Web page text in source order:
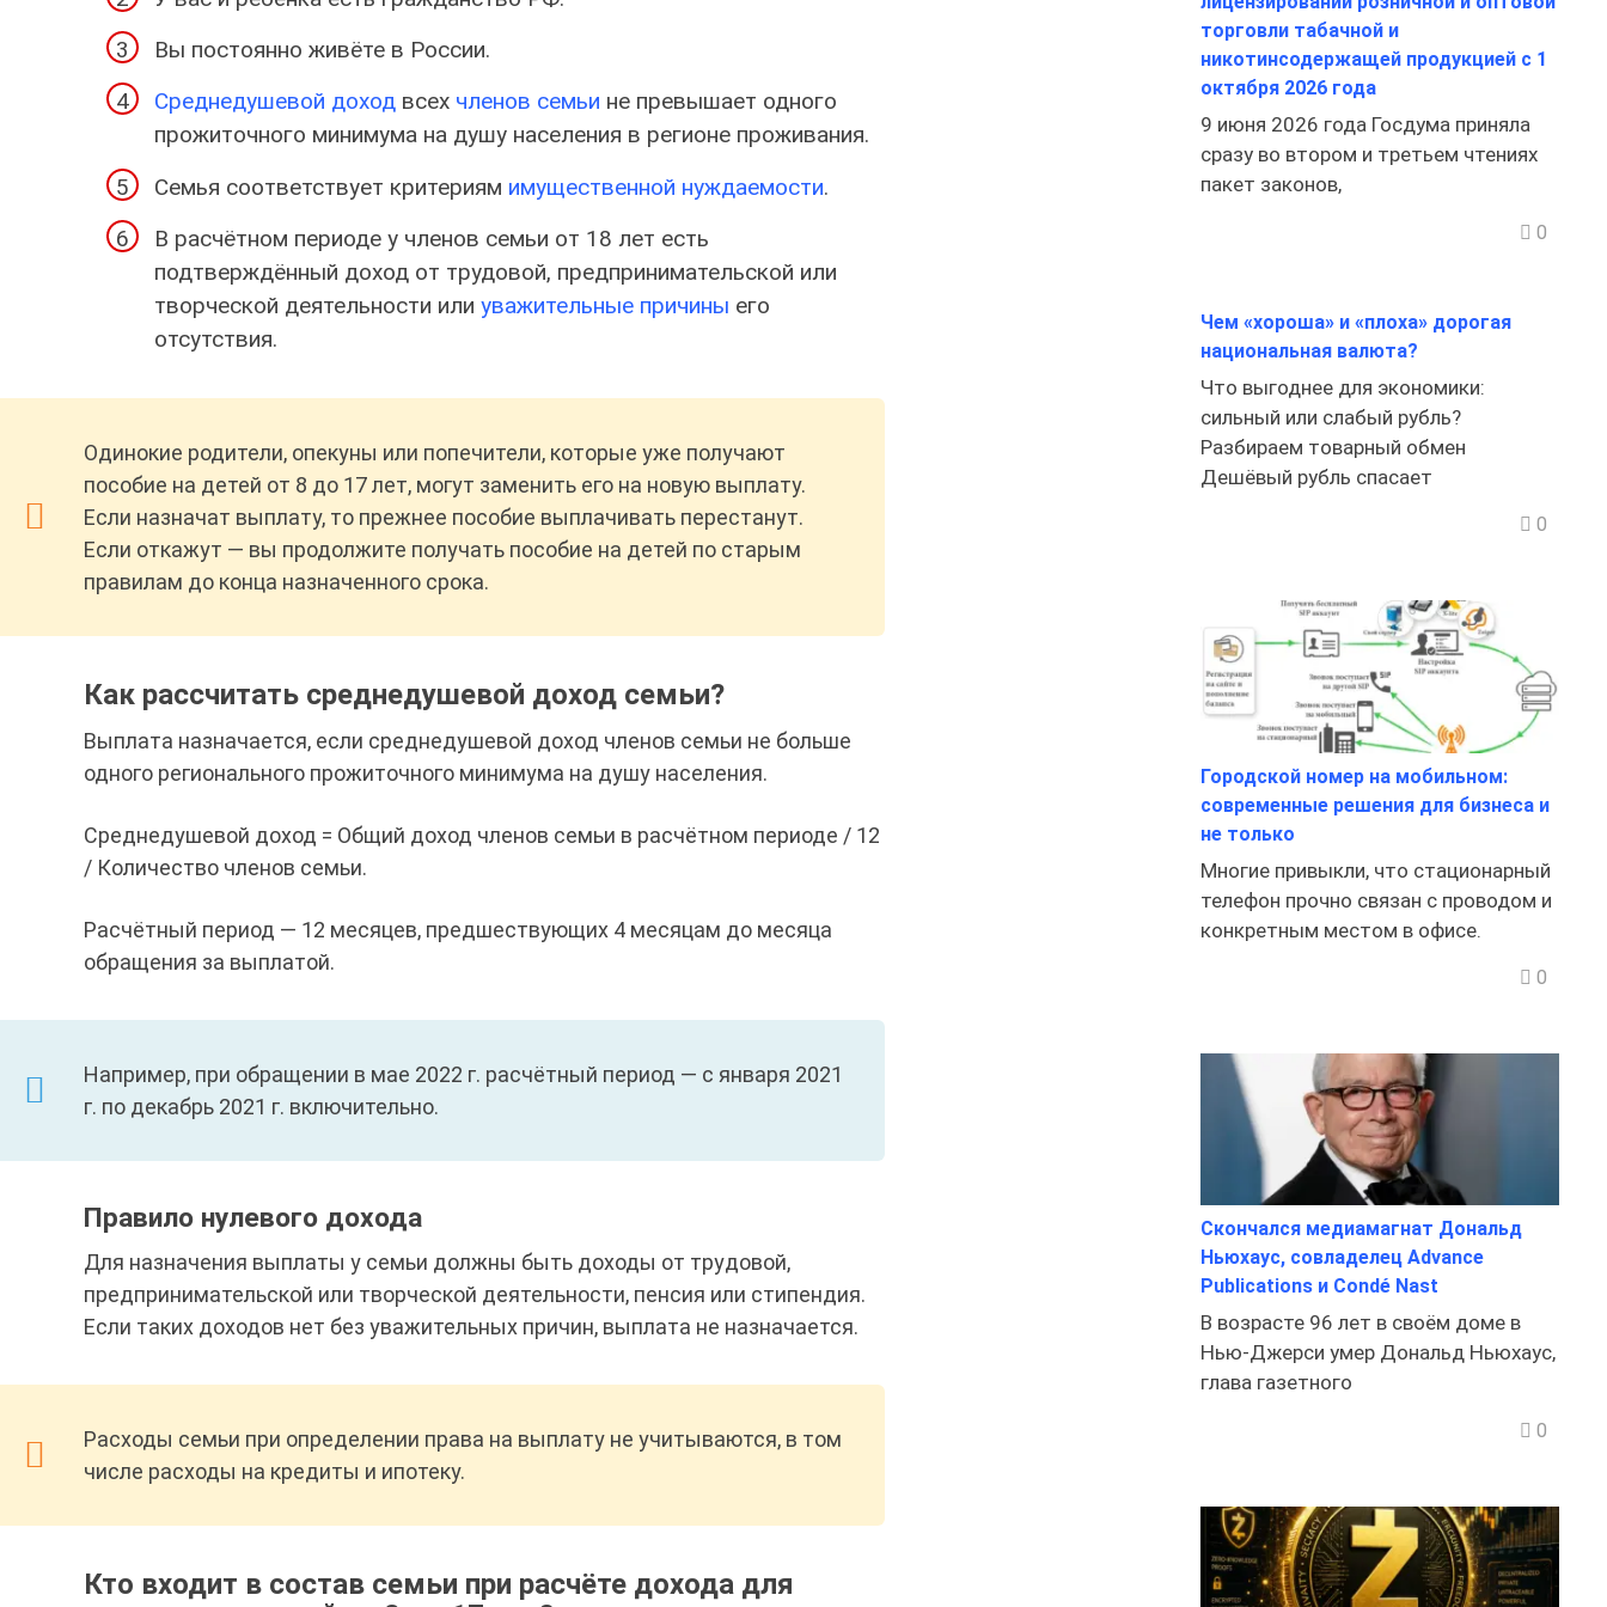
Вы постоянно живёте в России.
Среднедушевой доход всех членов семьи не превышает одного
прожиточного минимума на душу населения в регионе проживания.
Семья соответствует критериям имущественной нуждаемости.
В расчётном периоде у членов семьи от 18 лет есть
подтверждённый доход от трудовой, предпринимательской или
творческой деятельности или уважительные причины его
отсутствия.
Одинокие родители, опекуны или попечители, которые уже получают
пособие на детей от 8 до 17 лет, могут заменить его на новую выплату.
Если назначат выплату, то прежнее пособие выплачивать перестанут.
Если откажут — вы продолжите получать пособие на детей по старым
правилам до конца назначенного срока.
Как рассчитать среднедушевой доход семьи?
Выплата назначается, если среднедушевой доход членов семьи не больше
одного регионального прожиточного минимума на душу населения.
Среднедушевой доход = Общий доход членов семьи в расчётном периоде / 12
/ Количество членов семьи.
Расчётный период — 12 месяцев, предшествующих 4 месяцам до месяца
обращения за выплатой.
Например, при обращении в мае 2022 г. расчётный период — с января 2021
г. по декабрь 2021 г. включительно.
Правило нулевого дохода
Для назначения выплаты у семьи должны быть доходы от трудовой,
предпринимательской или творческой деятельности, пенсия или стипендия.
Если таких доходов нет без уважительных причин, выплата не назначается.
Расходы семьи при определении права на выплату не учитываются, в том
числе расходы на кредиты и ипотеку.
Кто входит в состав семьи при расчёте дохода для
торговли табачной и
никотинсодержащей продукцией с 1
октября 2026 года
9 июня 2026 года Госдума приняла
сразу во втором и третьем чтениях
пакет законов,
0
Чем «хороша» и «плоха» дорогая
национальная валюта?
Что выгоднее для экономики:
сильный или слабый рубль?
Разбираем товарный обмен
Дешёвый рубль спасает
0
Городской номер на мобильном:
современные решения для бизнеса и
не только
Многие привыкли, что стационарный
телефон прочно связан с проводом и
конкретным местом в офисе.
0
Скончался медиамагнат Дональд
Ньюхаус, совладелец Advance
Publications и Condé Nast
В возрасте 96 лет в своём доме в
Нью-Джерси умер Дональд Ньюхаус,
глава газетного
0